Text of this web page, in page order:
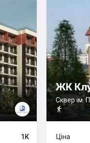
1К
ЖК
Сквер ім.

Ціна